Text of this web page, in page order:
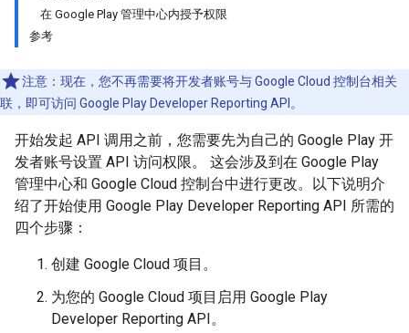
在 Google Play 管理中心内授予权限
参考
注意：现在，您不再需要将开发者账号与 Google Cloud 控制台相关
联，即可访问 Google Play Developer Reporting API。
开始发起 API 调用之前，您需要先为自己的 Google Play 开
发者账号设置 API 访问权限。 这会涉及到在 Google Play
管理中心和 Google Cloud 控制台中进行更改。以下说明介
绍了开始使用 Google Play Developer Reporting API 所需的
四个步骤：
创建 Google Cloud 项目。
为您的 Google Cloud 项目启用 Google Play
Developer Reporting API。